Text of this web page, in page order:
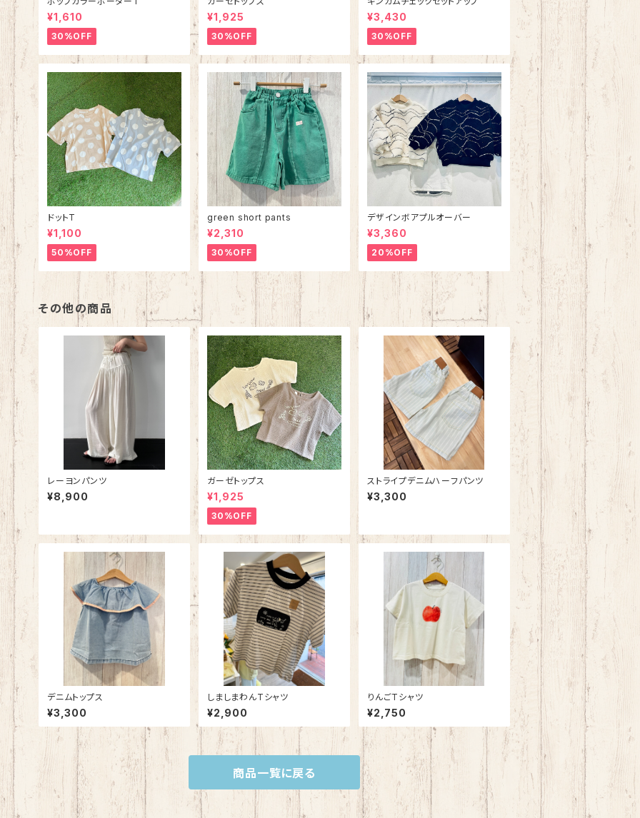
¥1,610
30%OFF
¥1,925
30%OFF
¥3,430
30%OFF
ドットT
¥1,100
50%OFF
green short pants
¥2,310
30%OFF
デザインボアプルオーバー
¥3,360
20%OFF
その他の商品
レーヨンパンツ
¥8,900
ガーゼトップス
¥1,925
30%OFF
ストライプデニムハーフパンツ
¥3,300
デニムトップス
¥3,300
しましまわんTシャツ
¥2,900
りんごTシャツ
¥2,750
商品一覧に戻る